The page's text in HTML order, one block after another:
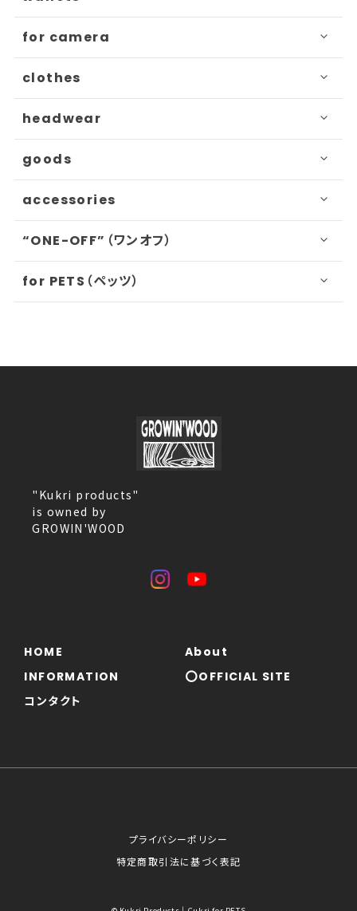
for camera
clothes
headwear
goods
accessories
“ONE-OFF”（ワンオフ）
for PETS（ペッツ）
"Kukri products"
is owned by
GROWIN'WOOD
HOME
About
INFORMATION
⭕OFFICIAL SITE
コンタクト
プライバシーポリシー
特定商取引法に基づく表記